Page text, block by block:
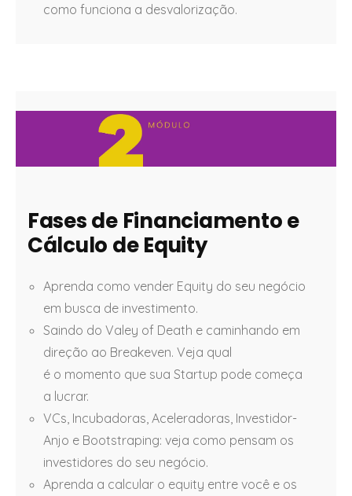
como funciona a desvalorização.
Fases de Financiamento e
Cálculo de Equity
Aprenda como vender Equity do seu negócio
em busca de investimento.
Saindo do Valey of Death e caminhando em
direção ao Breakeven. Veja qual
é o momento que sua Startup pode começa
a lucrar.
VCs, Incubadoras, Aceleradoras, Investidor-
Anjo e Bootstraping: veja como pensam os
investidores do seu negócio.
Aprenda a calcular o equity entre você e os